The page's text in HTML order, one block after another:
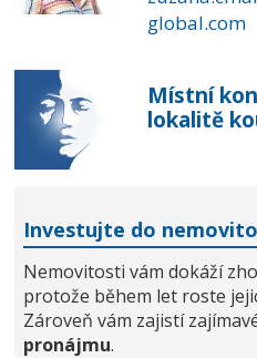
global.com
Místní
lokalitě
Investujte do
Nemovitosti vám dokáží
protože během let roste
Zároveň vám zajistí
pronájmu.